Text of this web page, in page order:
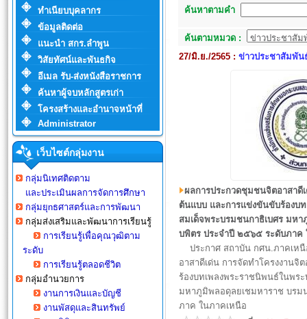
ทำเนียบบุคลากร
ข้อมูลติดต่อ
แนะนำ สกร.ลำพูน
วิสัยทัศน์และพันธกิจ
อีเมล รับ-ส่งหนังสือราชการ
ค้นหาผู้จบหลักสูตรเก่า
โครงสร้างและอำนาจหน้าที่
Administrator
เว็บไซต์กลุ่มงาน
กลุ่มนิเทศติดตาม
และประเมินผลการจัดการศึกษา
กลุ่มยุnธศาสตร์และการพัฒนา
กลุ่มส่งเสริมและพัฒนาการเรียนรู้
การเรียนรู้เพื่อคุณวุฒิตาม
ระดับ
การเรียนรู้ตลอดชีวิต
กลุ่มอำนวยการ
งานการเงินและบัญชี
งานพัสดุและสินทรัพย์
ค้นหาตามคำ
ค้นตามหมวด :
27/มิ.ย./2565 : ข่าวประชาสัมพัน
ผลการประกวดชุมชนจิตอาสาดี
ต้นแบบ และการแข่งขันขับร้องบ
สมเด็จพระบรมชนกาธิเบศร มห
บพิตร ประจำปี ๒๕๖๕ ระดับภาค
ประกาศ สถาบัน กศน.ภาคเหนื
อาสาดีเด่น การจัดทำโครงงาน
ร้องบทเพลงพระราชนิพนธ์ในพร
มหาภูมิพลอดุลยเชมหาราช บร
ภาค ในภาคเหนือ